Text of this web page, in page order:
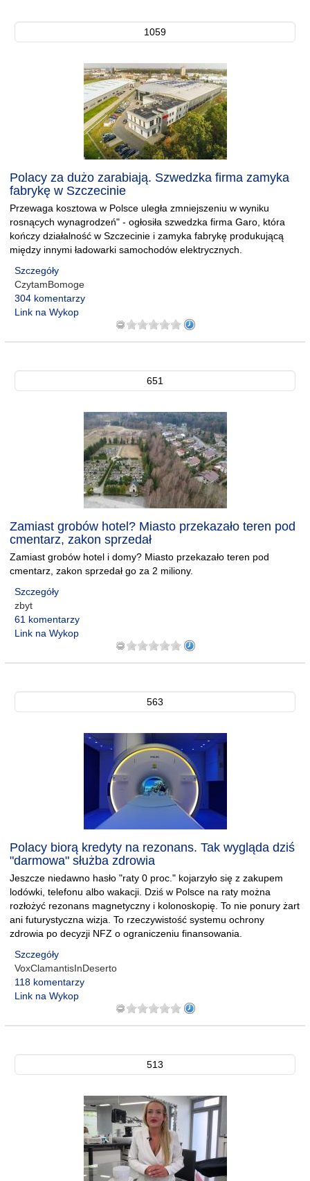
1059
Polacy za dużo zarabiają. Szwedzka firma zamyka
fabrykę w Szczecinie
Przewaga kosztowa w Polsce uległa zmniejszeniu w wyniku
rosnących wynagrodzeń" - ogłosiła szwedzka firma Garo, która
kończy działalność w Szczecinie i zamyka fabrykę produkującą
między innymi ładowarki samochodów elektrycznych.
Szczegóły
CzytamBomoge
304 komentarzy
Link na Wykop
651
Zamiast grobów hotel? Miasto przekazało teren pod
cmentarz, zakon sprzedał
Zamiast grobów hotel i domy? Miasto przekazało teren pod
cmentarz, zakon sprzedał go za 2 miliony.
Szczegóły
zbyt
61 komentarzy
Link na Wykop
563
Polacy biorą kredyty na rezonans. Tak wygląda dziś
"darmowa" służba zdrowia
Jeszcze niedawno hasło "raty 0 proc." kojarzyło się z zakupem
lodówki, telefonu albo wakacji. Dziś w Polsce na raty można
rozłożyć rezonans magnetyczny i kolonoskopię. To nie ponury żart
ani futurystyczna wizja. To rzeczywistość systemu ochrony
zdrowia po decyzji NFZ o ograniczeniu finansowania.
Szczegóły
VoxClamantisInDeserto
118 komentarzy
Link na Wykop
513